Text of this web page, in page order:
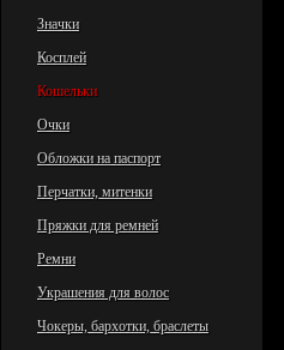
Значки
Косплей
Кошельки
Очки
Обложки на паспорт
Перчатки, митенки
Пряжки для ремней
Ремни
Украшения для волос
Чокеры, бархотки, браслеты